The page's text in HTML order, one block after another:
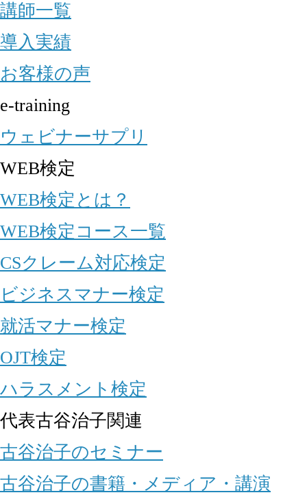
講師一覧
導入実績
お客様の声
e-training
ウェビナーサプリ
WEB検定
WEB検定とは？
WEB検定コース一覧
CSクレーム対応検定
ビジネスマナー検定
就活マナー検定
OJT検定
ハラスメント検定
代表古谷治子関連
古谷治子のセミナー
古谷治子の書籍・メディア・講演